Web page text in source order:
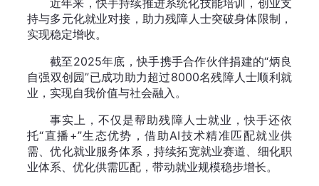
近年来，快手持续推进系统化技能培训，创业支
持与多元化就业对接，助力残障人士突破身体限制，
实现稳定增收。
截至2025年底，快手携手合作伙伴捐建的“炳良
自强双创园”已成功助力超过8000名残障人士顺利就
业，实现自我价值与社会融入。
事实上，不仅是帮助残障人士就业，快手还依
托“直播+”生态优势，借助AI技术精准匹配就业供
需、优化就业服务体系，持续拓宽就业赛道、细化职
业体系、优化供需匹配，带动就业规模稳步增长。